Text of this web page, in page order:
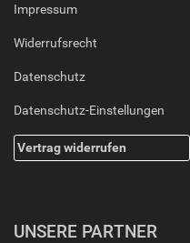
Impressum
Widerrufsrecht
Datenschutz
Datenschutz-Einstellungen
Vertrag widerrufen
UNSERE PARTNER